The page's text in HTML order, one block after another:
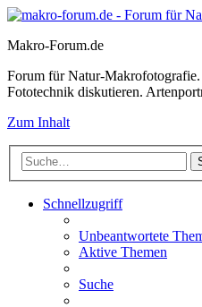
Makro-Forum.de
Forum für Natur-
Fototechnik diskutieren.
Zum Inhalt
Schnellzugriff
Unbeantwortete
Aktive Themen
Suche